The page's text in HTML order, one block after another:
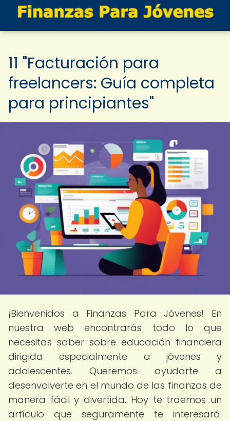
11 "Facturación para
freelancers: Guía completa
para principiantes"
¡Bienvenidos a Finanzas Para Jóvenes! En
nuestra web encontrarás todo lo que
necesitas saber sobre educación financiera
dirigida especialmente a jóvenes y
adolescentes. Queremos ayudarte a
desenvolverte en el mundo de las finanzas de
manera fácil y divertida. Hoy te traemos un
artículo que seguramente te interesará: